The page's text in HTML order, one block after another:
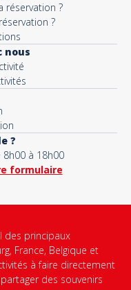
réservation ?
?
nous
?
à 18h00
formulaire
des principaux
France, Belgique et
à faire directement
des souvenirs